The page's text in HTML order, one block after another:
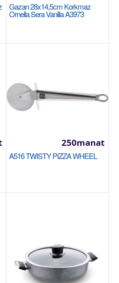
Korkmaz Proline A1163
18/10 Cr-Ni нержавеющая
Goş
Gazan 28x14,5cm Korkmaz
Ornella Sera Vanilla A3973
A516 TWISTY PIZZA WHEEL
250manat